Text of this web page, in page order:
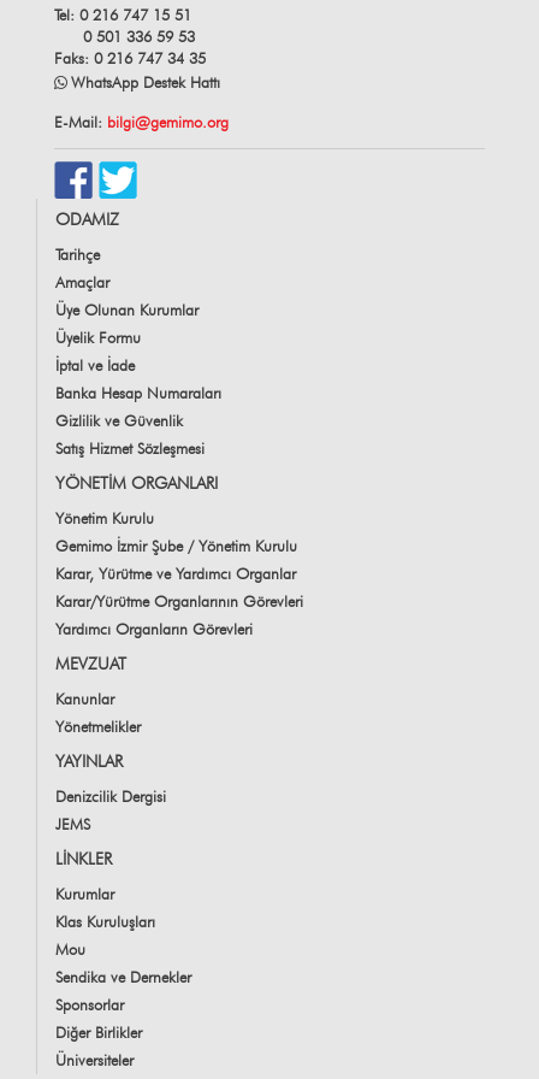
Tel: 0 216 747 15 51
0 501 336 59 53
Faks: 0 216 747 34 35
WhatsApp Destek Hattı
E-Mail: bilgi@gemimo.org
ODAMIZ
Tarihçe
Amaçlar
Üye Olunan Kurumlar
Üyelik Formu
İptal ve İade
Banka Hesap Numaraları
Gizlilik ve Güvenlik
Satış Hizmet Sözleşmesi
YÖNETİM ORGANLARI
Yönetim Kurulu
Gemimo İzmir Şube / Yönetim Kurulu
Karar, Yürütme ve Yardımcı Organlar
Karar/Yürütme Organlarının Görevleri
Yardımcı Organların Görevleri
MEVZUAT
Kanunlar
Yönetmelikler
YAYINLAR
Denizcilik Dergisi
JEMS
LİNKLER
Kurumlar
Klas Kuruluşları
Mou
Sendika ve Dernekler
Sponsorlar
Diğer Birlikler
Üniversiteler